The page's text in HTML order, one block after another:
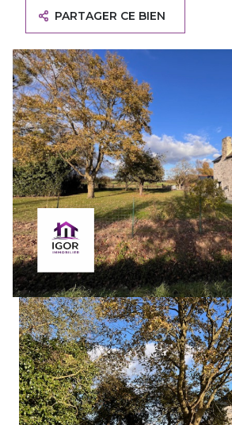
PARTAGER CE BIEN